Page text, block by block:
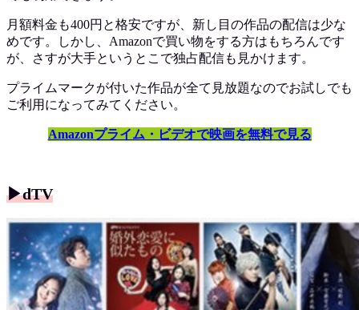
月額料金も400円と格安ですが、新し目の作品の配信は少な
めです。しかし、Amazonで買い物をする方はもちろんです
が、さすが大手というとこで独占配信も見かけます。
プライムマークが付いた作品が全て見放題なのでお試しでも
ご利用になってみてください。
Amazonプライム・ビデオで映画を無料で見る
▶︎dTV